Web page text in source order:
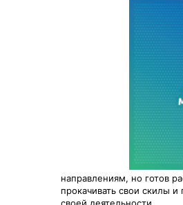
направлениям, но готов
прокачивать свои скилы